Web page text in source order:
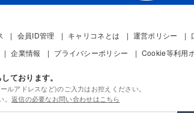
会員ID管理 キャリコネとは 運営ポリシー
企業情報 プライバシーポリシー Cookie等利用
ております。
アドレスなど)のご入力はお控えください。
返信の必要なお問い合わせはこちら